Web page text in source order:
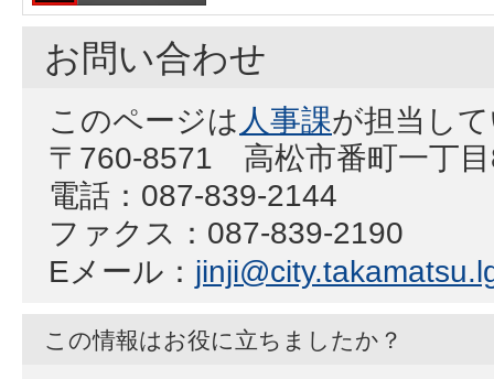
お問い合わせ
このページは 人事課が担当し
〒760-8571 高松市番町一丁
電話：087-839-2144
ファクス：087-839-2190
Eメール：
この情報はお役に立ちましたか？